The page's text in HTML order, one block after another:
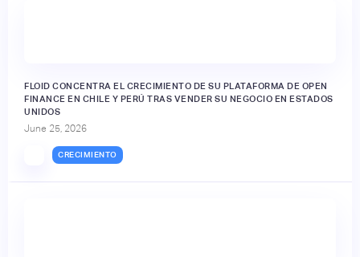
FLOID CONCENTRA EL CRECIMIENTO DE SU PLATAFORMA DE OPEN
FINANCE EN CHILE Y PERÚ TRAS VENDER SU NEGOCIO EN ESTADOS
UNIDOS
June 25, 2026
CRECIMIENTO